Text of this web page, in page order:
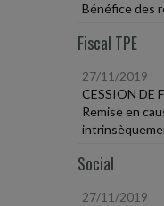
Bénéfice des
Fiscal TPE
27/11/2019
CESSION DE
Remise en
Social
27/11/2019